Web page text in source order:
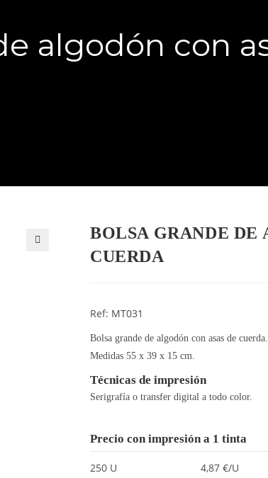
algodón con
BOLSA GRANDE DE
CUERDA
Ref: MT031
Bolsa grande de algodón con asas de
Medidas 55 x 39 x 15 cm.
Técnicas de impresión
Serigrafía o transfer digital a todo color.
Precio con impresión a 1 tinta
250 U
4,87 €/U